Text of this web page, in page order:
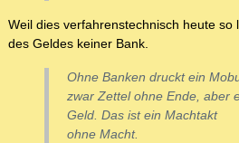
Weil dies verfahrenstechnisch heute so
des Geldes keiner Bank.
Ohne Banken druckt ein
zwar Zettel ohne Ende, aber
Geld. Das ist ein Machtakt
ohne Macht.